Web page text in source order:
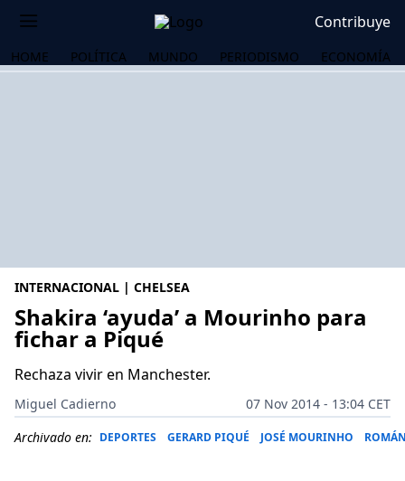
Contribuye
HOME POLÍTICA MUNDO PERIODISMO ECONOMÍA
INTERNACIONAL | CHELSEA
Shakira ‘ayuda’ a Mourinho para
fichar a Piqué
Rechaza vivir en Manchester.
Miguel Cadierno
07 Nov 2014 - 13:04 CET
Archivado en: DEPORTES GERARD PIQUÉ JOSÉ MOURINHO